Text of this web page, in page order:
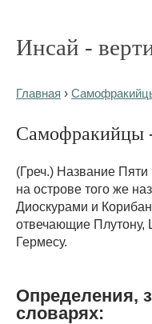
Инсай -
Главная ›
Самофракийцы
(Греч.) Название
на острове того же
Диоскурами и
отвечающие Плутону,
Гермесу.
Определения,
словарях: